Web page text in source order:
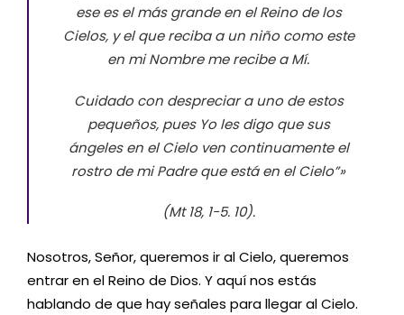
ese es el más grande en el Reino de los
Cielos, y el que reciba a un niño como este
en mi Nombre me recibe a Mí.
Cuidado con despreciar a uno de estos
pequeños, pues Yo les digo que sus
ángeles en el Cielo ven continuamente el
rostro de mi Padre que está en el Cielo”»
(Mt 18, 1-5. 10).
Nosotros, Señor, queremos ir al Cielo, queremos
entrar en el Reino de Dios. Y aquí nos estás
hablando de que hay señales para llegar al Cielo.